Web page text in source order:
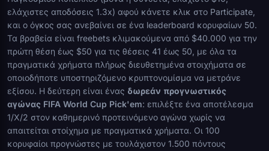
ελάχιστες αποδόσεις 1.3x) αφού κάνετε κλικ στο Participate,
και ο όγκος σας ανεβαίνει σε ένα leaderboard κορυφαίων 50.
Τα βραβεία είναι freebets κλιμακούμενα από $40.000 για την
πρώτη θέση έως $50 για τις θέσεις 41 έως 50, με όλα τα
πραγματικά χρήματα πλήρως διευθετημένα στοιχήματα σε
οποιοδήποτε υποστηριζόμενο κρυπτονομίσμα να μετράνε
εξίσου. Η δεύτερη είναι ένας δωρεάν προγνωστικός
αγώνας FIFA World Cup Pick'em: επιλέξτε ένα αποτέλεσμα
1/X/2 στον καθημερινό προτεινόμενο αγώνα χωρίς να
απαιτείται στοίχημα με πραγματικά χρήματα. Οι 100
κορυφαίοι προγνώστες με τουλάχιστον 1.500 πόντους